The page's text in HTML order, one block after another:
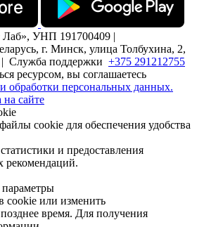
УНП 191700409 |
г. Минск, улица Толбухина, 2,
Служба поддержки +375 291212755
ресурсом, вы соглашаетесь
обработки персональных данных.
сайте
cookie для обеспечения удобства
и предоставления
рекомендаций.
cookie или изменить
позднее время. Для получения